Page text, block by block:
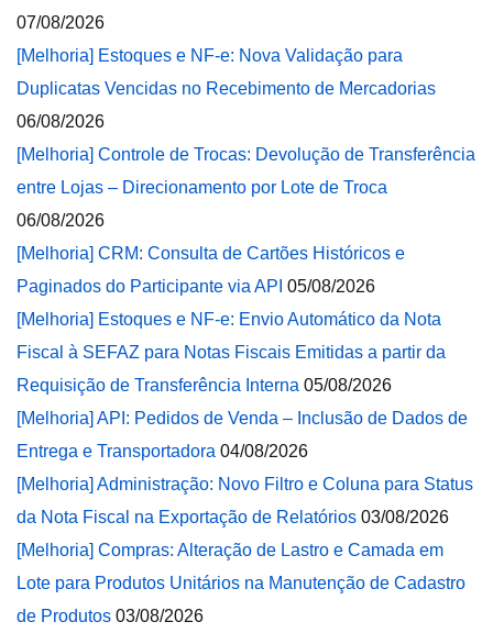
07/08/2026
[Melhoria] Estoques e NF-e: Nova Validação para
Duplicatas Vencidas no Recebimento de Mercadorias
06/08/2026
[Melhoria] Controle de Trocas: Devolução de Transferência
entre Lojas – Direcionamento por Lote de Troca
06/08/2026
[Melhoria] CRM: Consulta de Cartões Históricos e
Paginados do Participante via API 05/08/2026
[Melhoria] Estoques e NF-e: Envio Automático da Nota
Fiscal à SEFAZ para Notas Fiscais Emitidas a partir da
Requisição de Transferência Interna 05/08/2026
[Melhoria] API: Pedidos de Venda – Inclusão de Dados de
Entrega e Transportadora 04/08/2026
[Melhoria] Administração: Novo Filtro e Coluna para Status
da Nota Fiscal na Exportação de Relatórios 03/08/2026
[Melhoria] Compras: Alteração de Lastro e Camada em
Lote para Produtos Unitários na Manutenção de Cadastro
de Produtos 03/08/2026